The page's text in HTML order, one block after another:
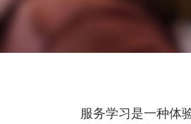
服务学习是一种体